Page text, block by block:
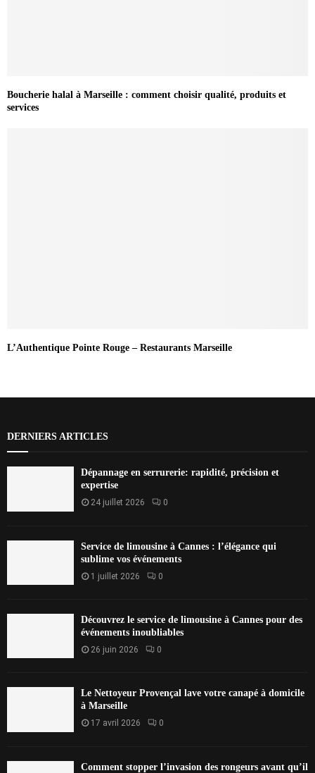
Boucherie halal à Marseille : comment choisir qualité, produits et
services
L’Authentique Pointe Rouge – Restaurants Marseille
DERNIERS ARTICLES
Dépannage en serrurerie: rapidité, précision et
expertise
24 juillet 2026 0
Service de limousine à Cannes : l’élégance qui
sublime vos événements
1 juillet 2026 0
Découvrez le service de limousine à Cannes pour des
événements inoubliables
26 juin 2026 0
Le Nettoyeur Provençal lave votre canapé à domicile
à Marseille
17 avril 2026 0
Comment stopper l’invasion des rongeurs avant qu’il